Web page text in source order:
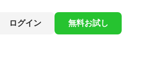
ログイン 無料お試し